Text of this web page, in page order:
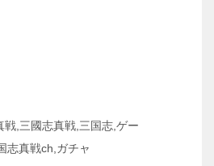
戦,三國志真戦,三国志,ゲー
志真戦ch,ガチャ